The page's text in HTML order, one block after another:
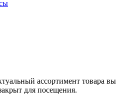
ассортимент товара вы
для посещения.